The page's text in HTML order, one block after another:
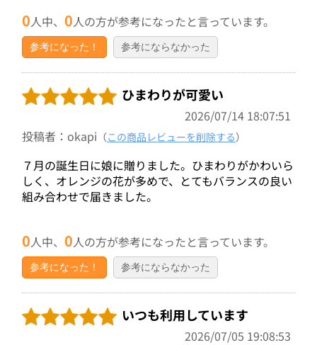
0人中、0人の方が参考になったと言っています。
参考になった！ 参考にならなかった
ひまわりが可愛い
2026/07/14 18:07:51
投稿者：okapi （この商品レビューを削除する）
７月の誕生日に娘に贈りました。ひまわりがかわいら
しく、オレンジの花が多めで、とてもバランスの良い
組み合わせで届きました。
0人中、0人の方が参考になったと言っています。
参考になった！ 参考にならなかった
いつも利用しています
2026/07/05 19:08:53